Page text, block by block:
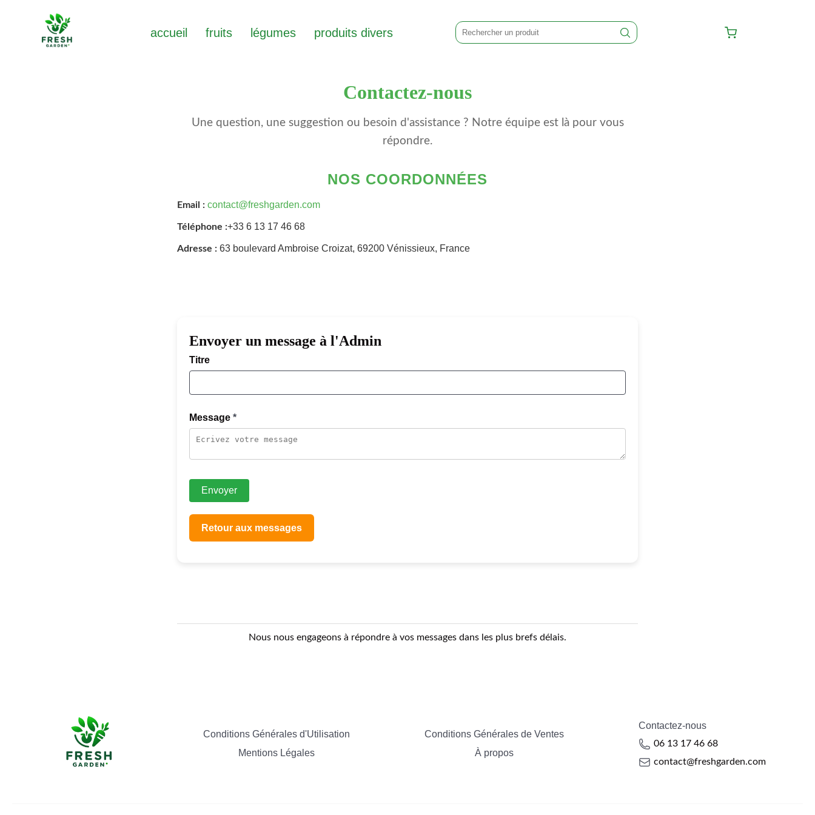
accueil fruits légumes produits divers
Contactez-nous
Une question, une suggestion ou besoin d'assistance ? Notre équipe est là pour vous
répondre.
NOS COORDONNÉES
Email : contact@freshgarden.com
Téléphone :+33 6 13 17 46 68
Adresse : 63 boulevard Ambroise Croizat, 69200 Vénissieux, France
Envoyer un message à l'Admin
Titre
Message
Envoyer
Retour aux messages
Nous nous engageons à répondre à vos messages dans les plus brefs délais.
Conditions Générales d'Utilisation
Mentions Légales
Conditions Générales de Ventes
À propos
Contactez-nous
06 13 17 46 68
contact@freshgarden.com